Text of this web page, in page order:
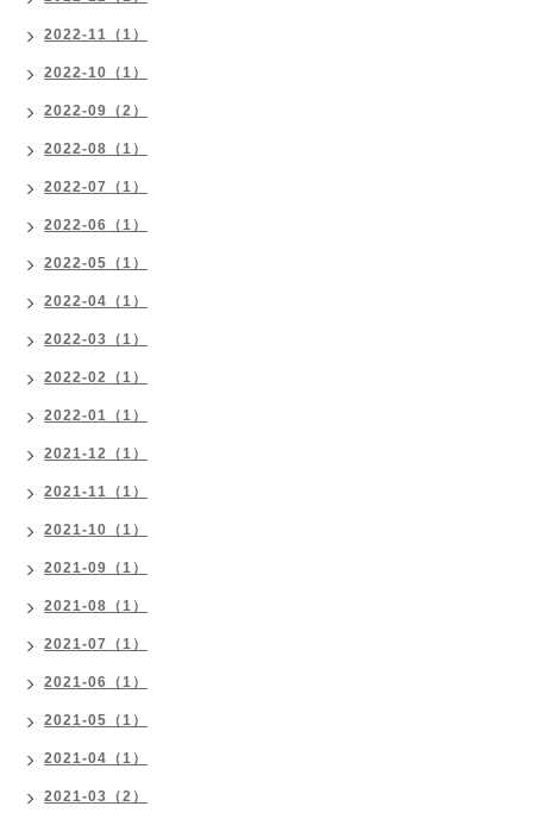
2022-11（1）
2022-10（1）
2022-09（2）
2022-08（1）
2022-07（1）
2022-06（1）
2022-05（1）
2022-04（1）
2022-03（1）
2022-02（1）
2022-01（1）
2021-12（1）
2021-11（1）
2021-10（1）
2021-09（1）
2021-08（1）
2021-07（1）
2021-06（1）
2021-05（1）
2021-04（1）
2021-03（2）